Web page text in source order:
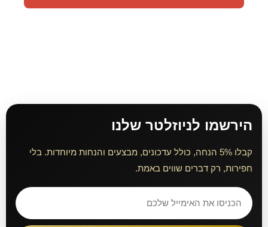
הירשמו לניוזלטר שלנו
קבלו 5% הנחה, כולל עדכונים, מבצעים והנחות מיוחדות. בלי
חפירות, רק דברים שווים באמת.